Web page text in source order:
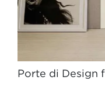
Porte di Design